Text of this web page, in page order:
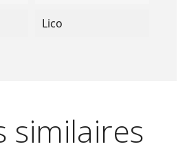
Lico
similaires